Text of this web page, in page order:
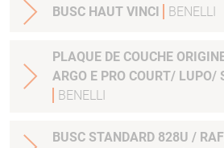
BUSC HAUT VINCI BENELLI
PLAQUE DE COUCHE
ARGO E PRO COURT/ LUPO/
BENELLI
BUSC STANDARD 828U /